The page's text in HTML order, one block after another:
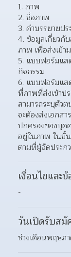
ภาพ
ชื่อภาพ
คำบรรยายป
ข้อมูลเกี่ยวกั
ภาพ เพื่อส่งเข้
แบบฟอร์มแส
กิจกรรม
แบบฟอร์มแส
ที่ภาพที่ส่งเข้าป
สามารถระบุตัว
จะต้องส่งเอกส
ปกครองของบุค
อยู่ในภาพ ในขั้
ตามที่ผู้จัดประก
เงื่อนไขและ
-
วันเปิดรับสมั
ช่วงเดือนพฤษภ